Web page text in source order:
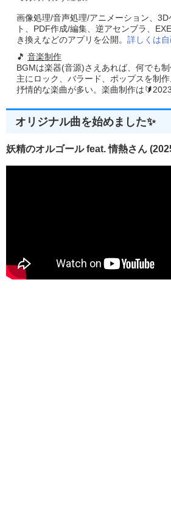
画像処理/音声処理/アニメーション、
ト、PDF作成/編集、逆アセンブラ、
き換えなどのアプリを公開。 詳しくは
🎵 音楽制作
BGMは楽器(音源)さえあれば、何でも
主にロック、バラード、ポップスを制作
抒情的な楽曲が多い。楽曲制作は
オリジナル曲を始めました✨
妖精のオルゴール feat. 情熱さん